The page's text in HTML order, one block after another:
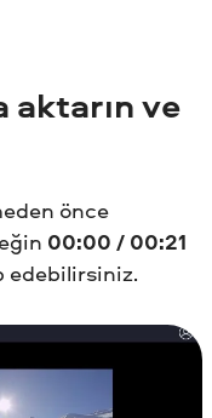
aktarın ve
önce
00:00 / 00:21
edebilirsiniz.